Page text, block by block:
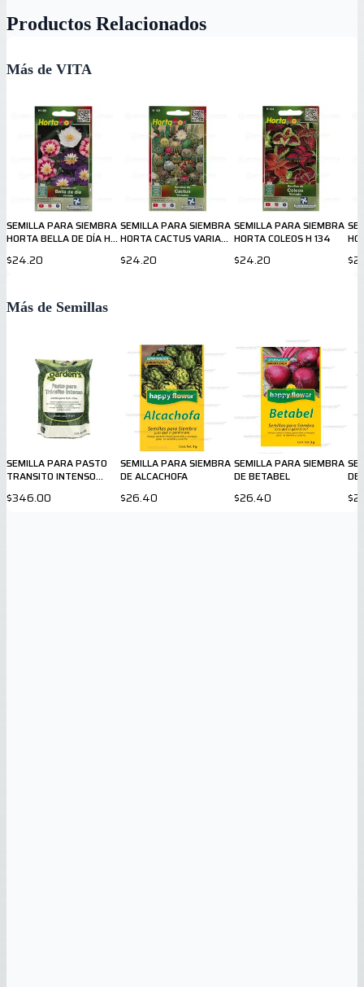
Productos Relacionados
Más de VITA
SEMILLA PARA SIEMBRA
HORTA BELLA DE DÍA H
$24.20
SEMILLA PARA SIEMBRA
HORTA CACTUS VARIADO
$24.20
SEMILLA PARA SIEMBRA
HORTA COLEOS H 134
$24.20
Más de Semillas
SEMILLA PARA PASTO
TRANSITO INTENSO
$346.00
SEMILLA PARA SIEMBRA
DE ALCACHOFA
$26.40
SEMILLA PARA SIEMBRA
DE BETABEL
$26.40
DE